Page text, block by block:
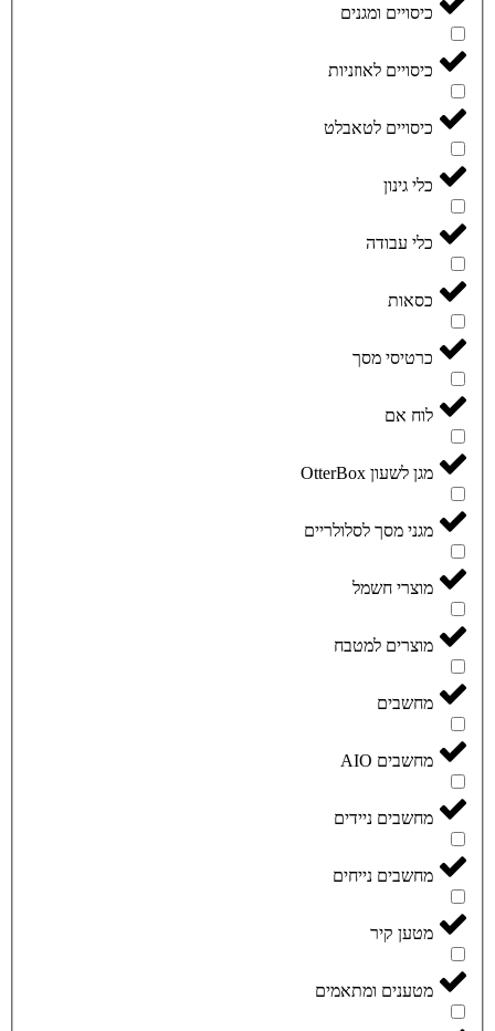
כיסויים ומגנים
כיסויים לאוזניות
כיסויים לטאבלט
כלי גינון
כלי עבודה
כסאות
כרטיסי מסך
לוח אם
מגן לשעון OtterBox
מגני מסך לסלולריים
מוצרי חשמל
מוצרים למטבח
מחשבים
מחשבים AIO
מחשבים ניידים
מחשבים נייחים
מטען קיר
מטענים ומתאמים